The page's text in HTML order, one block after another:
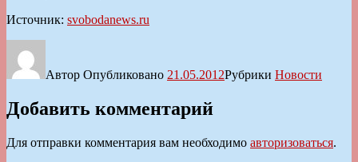
Источник: svobodanews.ru
Автор Опубликовано 21.05.2012Рубрики Новости
Добавить комментарий
Для отправки комментария вам необходимо авторизоваться.